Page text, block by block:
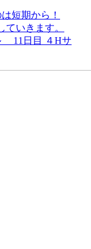
短期から！
いきます。
11日目 ４Hサ